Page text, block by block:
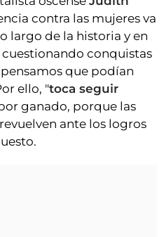
SESIÓNcontra las mujeres va
largo de la historia y en
conquistas
que podían
ello, "toca seguir
ganado, porque las
ante los logros